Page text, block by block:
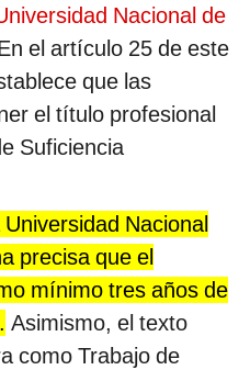
Nacional de
el artículo 25 de este
que las
el título profesional
Suficiencia
Nacional
precisa que el
mínimo tres años de
Asimismo, el texto
como Trabajo de